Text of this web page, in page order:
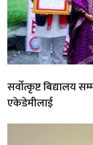
सर्वोत्कृष्ट बिद्यालय
एकेडेमीलाई